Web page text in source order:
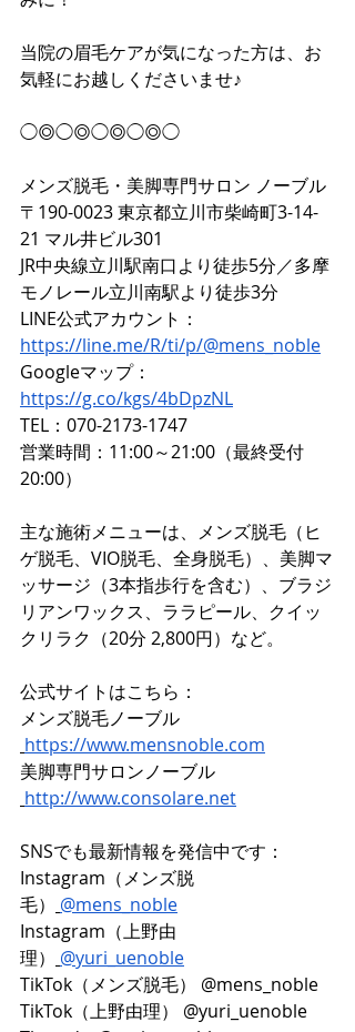
当院の眉毛ケアが気になった方は、お
気軽にお越しくださいませ♪
◯◎◯◎◯◎◯◎◯
メンズ脱毛・美脚専門サロン ノーブル
〒190-0023 東京都立川市柴崎町3-14-
21 マル井ビル301
JR中央線立川駅南口より徒歩5分／多摩
モノレール立川南駅より徒歩3分
LINE公式アカウント：
https://line.me/R/ti/p/@mens_noble
Googleマップ：
https://g.co/kgs/4bDpzNL
TEL：070-2173-1747
営業時間：11:00～21:00（最終受付
20:00）
主な施術メニューは、メンズ脱毛（ヒ
ゲ脱毛、VIO脱毛、全身脱毛）、美脚マ
ッサージ（3本指歩行を含む）、ブラジ
リアンワックス、ララピール、クイッ
クリラク（20分 2,800円）など。
公式サイトはこちら：
メンズ脱毛ノーブル
https://www.mensnoble.com
美脚専門サロンノーブル
http://www.consolare.net
SNSでも最新情報を発信中です：
Instagram（メンズ脱
毛）
@mens_noble
Instagram（上野由
理）
@yuri_uenoble
TikTok（メンズ脱毛） @mens_noble
TikTok（上野由理） @yuri_uenoble